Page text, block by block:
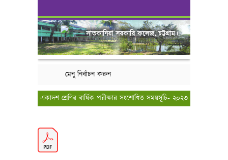
সাতকানিয়া সরকারি কলেজ, চট্টগ্রাম।
মেনু নির্বাচন করুন
একাদশ শ্রেণির বার্ষিক পরীক্ষার সংশোধিত সময়সূচি- ২০২৩